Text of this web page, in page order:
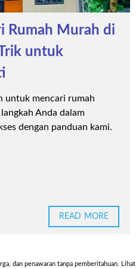
Rumah Murah di
untuk
untuk mencari rumah
Anda dalam
dengan panduan kami.
READ MORE
dan penawaran tanpa pemberitahuan. Lihat